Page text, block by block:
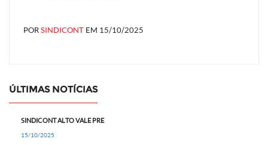
PORSINDICONT EM 15/10/2025
ÚLTIMAS NOTÍCIAS
SINDICONT ALTO VALE PRE
15/10/2025